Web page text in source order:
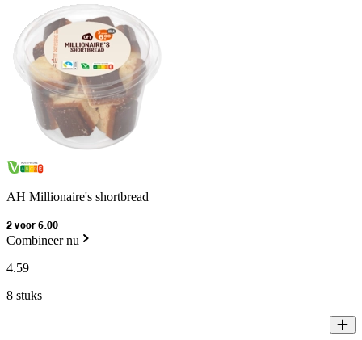
AH Millionaire's shortbread
2 voor 6.00
Combineer nu
4.59
8 stuks